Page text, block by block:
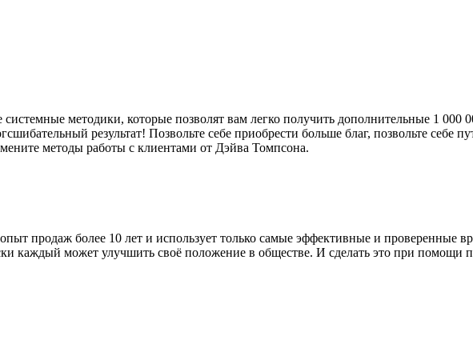
методики, которые позволят вам легко получить дополнительные 1 000
результат! Позвольте себе приобрести больше благ, позвольте себе
методы работы с клиентами от Дэйва Томпсона.
продаж более 10 лет и использует только самые эффективные и проверенные
каждый может улучшить своё положение в обществе. И сделать это при помощи